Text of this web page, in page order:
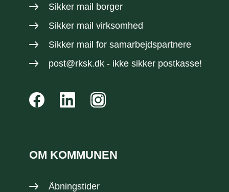
Sikker mail borger
Sikker mail virksomhed
Sikker mail for samarbejdspartnere
post@rksk.dk- ikke sikker postkasse!
OM KOMMUNEN
Åbningstider